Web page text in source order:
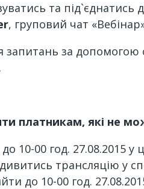
та під`єднатись
, груповий чат
запитань за допомогою
платникам, які не
10-00 год. 27.08.2015 у
дивитись трансляцію у
до 10-00 год.